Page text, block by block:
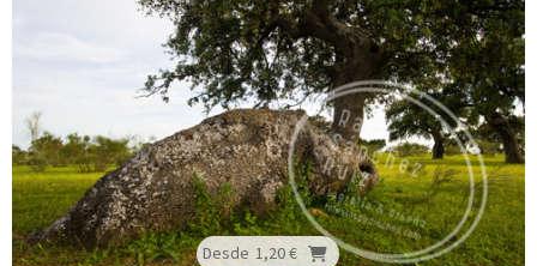
Desde 1,20 €